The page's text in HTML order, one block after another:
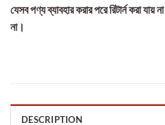
যেসব পণ্য ব্যাবহার করার পরে রিটার্ন করা যায়
না।
DESCRIPTION